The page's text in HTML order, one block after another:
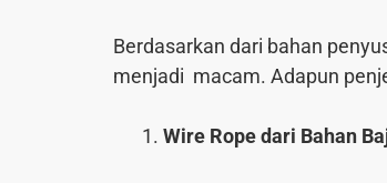
Berdasarkan dari bahan
menjadi macam. Adapun
Wire Rope dari Bahan